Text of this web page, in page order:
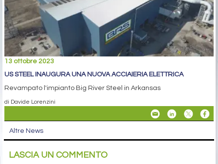
13 ottobre 2023
US STEEL INAUGURA UNA NUOVA ACCIAIERIA ELETTRICA
Revampato l'impianto Big River Steel in Arkansas
di Davide Lorenzini
Altre News
LASCIA UN COMMENTO